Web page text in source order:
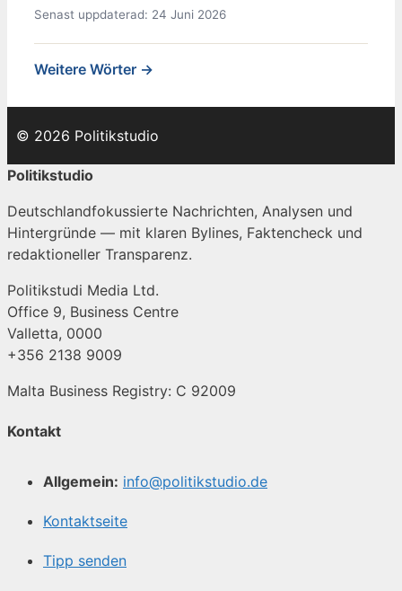
Senast uppdaterad: 24 Juni 2026
Weitere Wörter →
© 2026 Politikstudio
Politikstudio
Deutschlandfokussierte Nachrichten, Analysen und
Hintergründe — mit klaren Bylines, Faktencheck und
redaktioneller Transparenz.
Politikstudi Media Ltd.
Office 9, Business Centre
Valletta, 0000
+356 2138 9009
Malta Business Registry: C 92009
Kontakt
Allgemein: info@politikstudio.de
Kontaktseite
Tipp senden